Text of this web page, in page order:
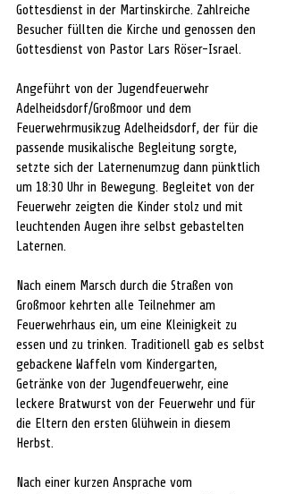
Gottesdienst in der Martinskirche. Zahlreiche
Besucher füllten die Kirche und genossen den
Gottesdienst von Pastor Lars Röser-Israel.
Angeführt von der Jugendfeuerwehr
Adelheidsdorf/Großmoor und dem
Feuerwehrmusikzug Adelheidsdorf, der für die
passende musikalische Begleitung sorgte,
setzte sich der Laternenumzug dann pünktlich
um 18:30 Uhr in Bewegung. Begleitet von der
Feuerwehr zeigten die Kinder stolz und mit
leuchtenden Augen ihre selbst gebastelten
Laternen.
Nach einem Marsch durch die Straßen von
Großmoor kehrten alle Teilnehmer am
Feuerwehrhaus ein, um eine Kleinigkeit zu
essen und zu trinken. Traditionell gab es selbst
gebackene Waffeln vom Kindergarten,
Getränke von der Jugendfeuerwehr, eine
leckere Bratwurst von der Feuerwehr und für
die Eltern den ersten Glühwein in diesem
Herbst.
Nach einer kurzen Ansprache vom